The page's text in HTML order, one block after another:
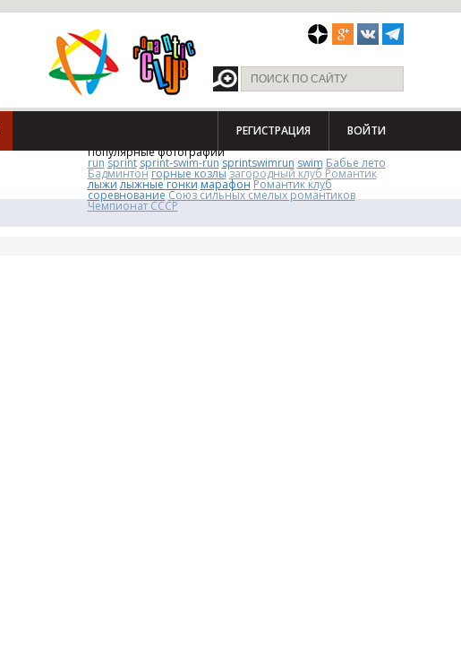
РЕГИСТРАЦИЯ ВОЙТИ
Популярные фотографии
run sprint sprint-swim-run sprintswimrun swim Бабье лето
Бадминтонгорные козлызагородный клуб Романтик
лыжилыжные гонкимарафон Романтик клуб
соревнованиеСоюз сильных смелых романтиков
Чемпионат СССР